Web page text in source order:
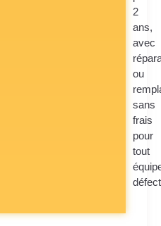
2
ans,
avec
ou
sans
frais
pour
tout